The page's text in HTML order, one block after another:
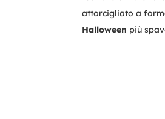
attorcigliato a
Halloween più